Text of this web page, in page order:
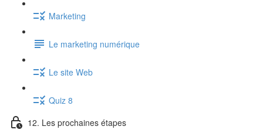
Marketing
Le marketing numérique
Le site Web
Quiz 8
12. Les prochaines étapes